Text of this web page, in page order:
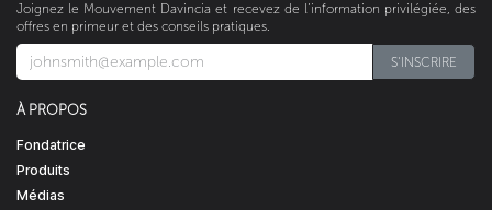
Joignez le Mouvement Davincia et recevez de l’information privilégiée, des
offres en primeur et des conseils pratiques.
S'INSCRIRE​​​​
À PROPOS
Fondatrice
Produits
Médias